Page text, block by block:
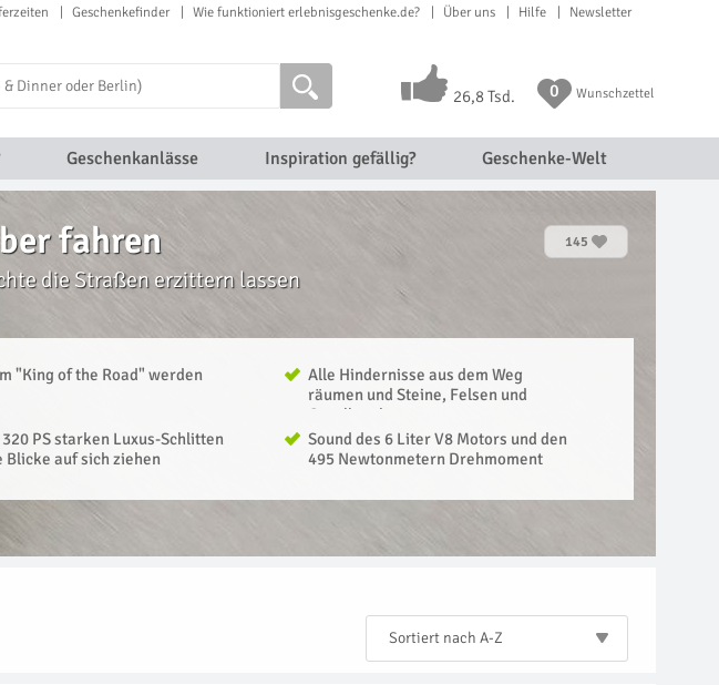
Geschenkefinder Wie funktioniert erlebnisgeschenke.de? Über uns Hilfe Newsletter
26,8 Tsd. 0 Wunschzettel
Geschenkanlässe Inspiration gefällig? Geschenke-Welt
fahren 145
die Straßen erzittern lassen
"King of the Road" werden
Alle Hindernisse aus dem Weg
räumen und Steine, Felsen und
Geröll rocken
320 PS starken Luxus-Schlitten
Blicke auf sich ziehen
Sound des 6 Liter V8 Motors und den
495 Newtonmetern Drehmoment
Sortiert nach A-Z